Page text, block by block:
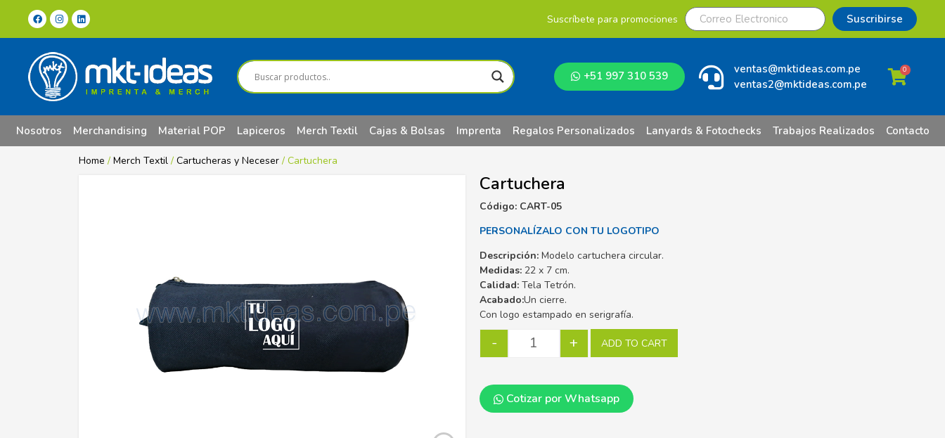
Suscríbete para promociones Suscribirse
+51 997 310 539
ventas@mktideas.com.pe
ventas2@mktideas.com.pe
0
Nosotros Merchandising Material POP Lapiceros Merch Textil Cajas & Bolsas Imprenta Regalos Personalizados Lanyards & Fotochecks Trabajos Realizados Contacto
Home / Merch Textil / Cartucheras y Neceser / Cartuchera
Cartuchera
Código: CART-05
PERSONALÍZALO CON TU LOGOTIPO
Descripción: Modelo cartuchera circular.
Medidas: 22 x 7 cm.
Calidad: Tela Tetrón.
Acabado:Un cierre.
Con logo estampado en serigrafía.
- + ADD TO CART
Cotizar por Whatsapp